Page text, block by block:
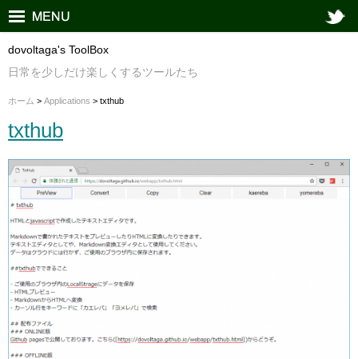
dovoltaga's ToolBox
日常を少しだけ楽しくするツールたち
ホーム > Applications > txthub
txthub